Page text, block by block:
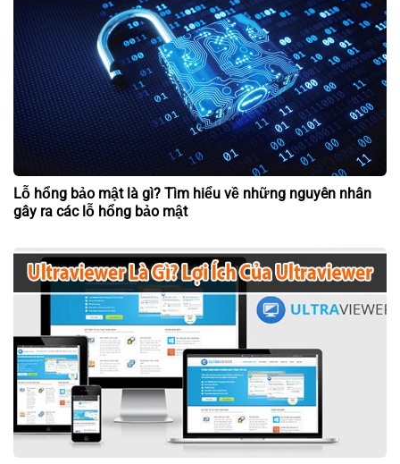
Lỗ hổng bảo mật là gì? Tìm hiểu về những nguyên nhân
gây ra các lỗ hổng bảo mật